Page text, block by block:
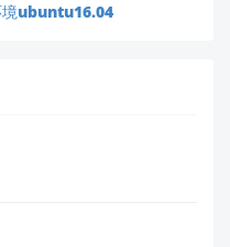
境ubuntu16.04